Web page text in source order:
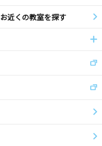
お近くの教室を探す